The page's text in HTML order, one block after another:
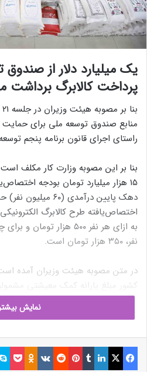
یک میلیارد دلار از
پرداخت کالابرگ برداشت
منابع صندوق توسعه ملی برای حمایت
راستای اجرای قانون برنامه پنجم
بنا بر این مصوبه وزارت کار مکلف
۱۵ هزار میلیارد تومان بودجه
دهک پایین درآمدی (۶۰
اختصاص‌یافته طرح کالابرگ
به ازای هر نفر ۵۰۰ هزار
نفر، ۳۵۰ هزار تومان است.
در متن مصوبه هیئت وزیران آمده
کشور مبلغ یارانه کمک معیشتی
حساب بانکی معرفی‌شده مجری طرح
ایرانیان) وابسته به وزارت تعاون، کار و
علاوه بر این تمام دستگاه‌های
اجرای این مصوبه با وزارت تعاون،
نمایش
فیسبوک ایکس لینکداین تامبلر پینتریست Reddit
VKontakte
Odnoklassniki پاکت